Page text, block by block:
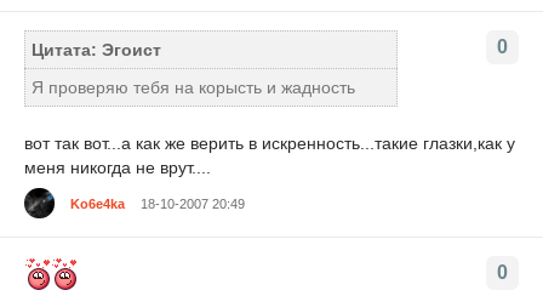
0
Цитата: Эгоист
Я проверяю тебя на корысть и жадность
вот так вот...а как же верить в искренность...такие глазки,как у
меня никогда не врут....
Ko6e4ka 18-10-2007 20:49
0